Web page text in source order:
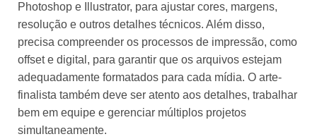
Photoshop e Illustrator, para ajustar cores, margens,
resolução e outros detalhes técnicos. Além disso,
precisa compreender os processos de impressão, como
offset e digital, para garantir que os arquivos estejam
adequadamente formatados para cada mídia. O arte-
finalista também deve ser atento aos detalhes, trabalhar
bem em equipe e gerenciar múltiplos projetos
simultaneamente.